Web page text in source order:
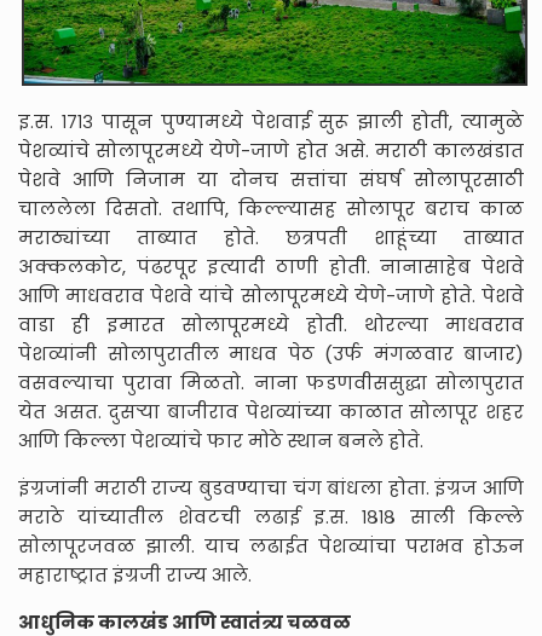
इ.स. १७१३ पासून पुण्यामध्ये पेशवाई सुरू झाली होती, त्यामुळे
पेशव्यांचे सोलापूरमध्ये येणे-जाणे होत असे. मराठी कालखंडात
पेशवे आणि निजाम या दोनच सत्तांचा संघर्ष सोलापूरसाठी
चाललेला दिसतो. तथापि, किल्ल्यासह सोलापूर बराच काळ
मराठ्यांच्या ताब्यात होते. छत्रपती शाहूंच्या ताब्यात
अक्कलकोट, पंढरपूर इत्यादी ठाणी होती. नानासाहेब पेशवे
आणि माधवराव पेशवे यांचे सोलापूरमध्ये येणे-जाणे होते. पेशवे
वाडा ही इमारत सोलापूरमध्ये होती. थोरल्या माधवराव
पेशव्यांनी सोलापुरातील माधव पेठ (उर्फ मंगळवार बाजार)
वसवल्याचा पुरावा मिळतो. नाना फडणवीससुद्धा सोलापुरात
येत असत. दुसऱ्या बाजीराव पेशव्यांच्या काळात सोलापूर शहर
आणि किल्ला पेशव्यांचे फार मोठे स्थान बनले होते.
इंग्रजांनी मराठी राज्य बुडवण्याचा चंग बांधला होता. इंग्रज आणि
मराठे यांच्यातील शेवटची लढाई इ.स. १८१८ साली किल्ले
सोलापूरजवळ झाली. याच लढाईत पेशव्यांचा पराभव होऊन
महाराष्ट्रात इंग्रजी राज्य आले.
आधुनिक कालखंड आणि स्वातंत्र्य चळवळ